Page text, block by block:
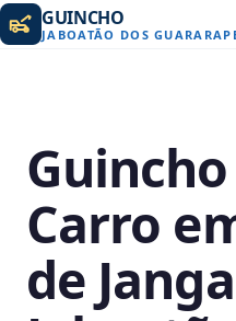
GUINCHO
JABOATÃO DOS
Carro
de